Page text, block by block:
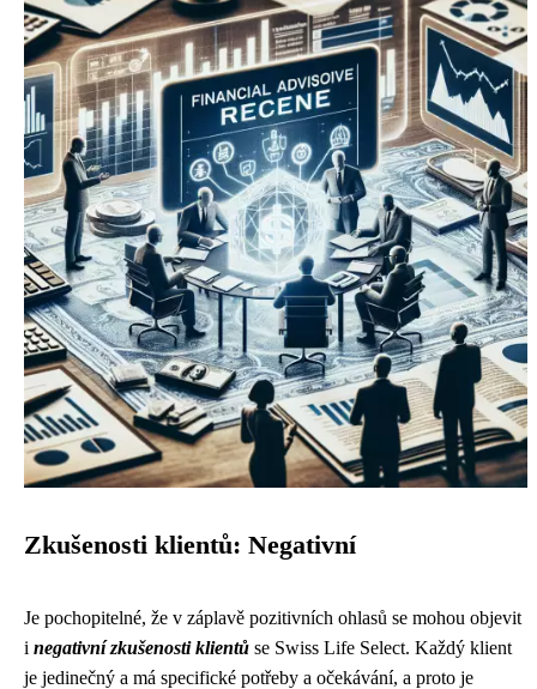
Zkušenosti klientů: Negativní
Je pochopitelné, že v záplavě pozitivních ohlasů se mohou objevit
i ​​​​​​​ negativní zkušenosti klientů se Swiss Life Select. Každý klient
je jedinečný a má specifické potřeby a očekávání, a proto je